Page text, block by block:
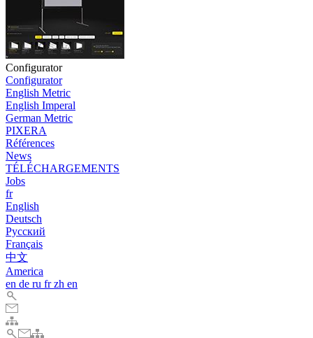
Configurator
Configurator
English Metric
English Imperal
German Metric
PIXERA
Références
News
TÉLÉCHARGEMENTS
Jobs
fr
English
Deutsch
Pусский
Français
中文
America
en de ru frzh en